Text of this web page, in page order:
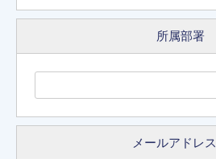
所属部署
メールアドレス